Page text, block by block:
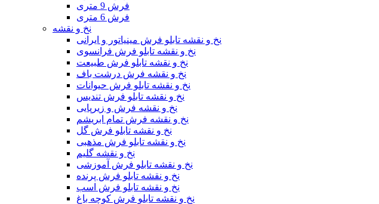
فرش 9 متری
فرش 6 متری
نخ و نقشه
نخ و نقشه تابلو فرش مینیاتور و ایرانی
نخ و نقشه تابلو فرش فرانسوی
نخ و نقشه تابلو فرش طبیعت
نخ و نقشه فرش درشت باف
نخ و نقشه تابلو فرش حیوانات
نخ و نقشه تابلو فرش تندیس
نخ و نقشه فرش و زیرپایی
نخ و نقشه فرش تمام ابریشم
نخ و نقشه تابلو فرش گل
نخ و نقشه تابلو فرش مذهبی
نخ و نقشه گلیم
نخ و نقشه تابلو فرش آموزشی
نخ و نقشه تابلو فرش پرنده
نخ و نقشه تابلو فرش اسب
نخ و نقشه تابلو فرش کوچه باغ